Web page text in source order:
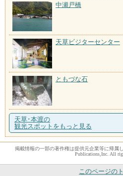
中瀬戸橋
天草ビジターセンター
ともづな石
天草･本渡の
観光スポットをもっと見る
掲載情報の一部の著作権は提供元企業等に帰属
Publications,Inc. All
このページの